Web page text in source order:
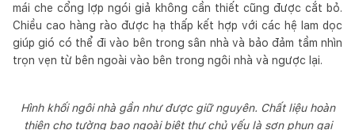
mái che cổng lợp ngói giả không cần thiết cũng được cắt bỏ.
Chiều cao hàng rào được hạ thấp kết hợp với các hệ lam dọc
giúp gió có thể đi vào bên trong sân nhà và bảo đảm tầm nhìn
trọn vẹn từ bên ngoài vào bên trong ngôi nhà và ngược lại.
Hình khối ngôi nhà gần như được giữ nguyên. Chất liệu hoàn
thiện cho tường bao ngoài biệt thự chủ yếu là sơn phun gai